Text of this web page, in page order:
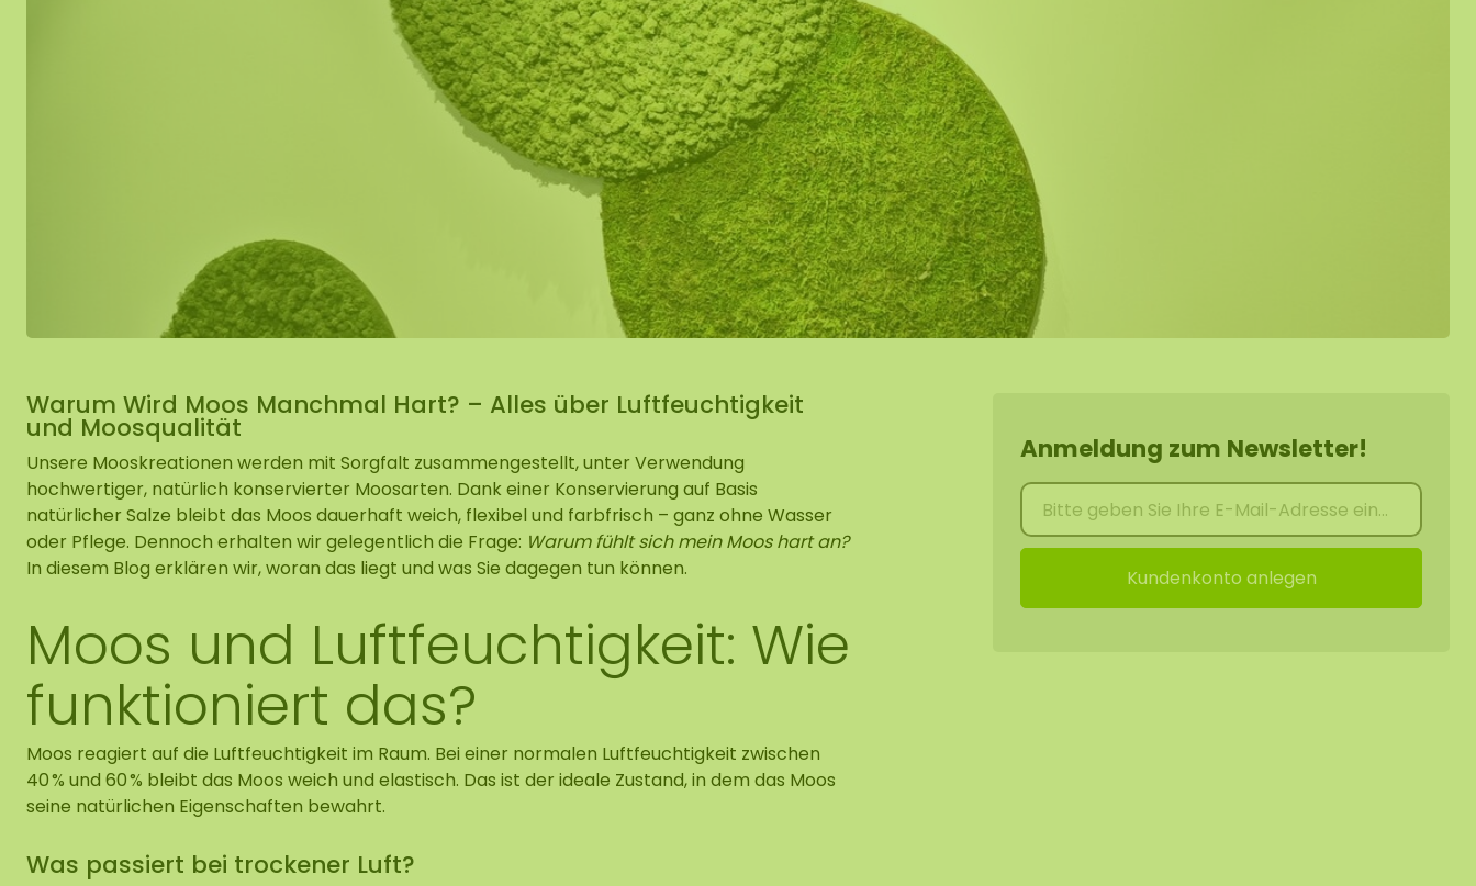
Mobile und flexible Mooswand
Moos Spiegel
Warum Wird Moos Manchmal Hart? – Alles über Luftfeuchtigkeit
und Moosqualität
Unsere Mooskreationen werden mit Sorgfalt zusammengestellt, unter Verwendung
hochwertiger, natürlich konservierter Moosarten. Dank einer Konservierung auf Basis
natürlicher Salze bleibt das Moos dauerhaft weich, flexibel und farbfrisch – ganz ohne Wasser
oder Pflege. Dennoch erhalten wir gelegentlich die Frage: Warum fühlt sich mein Moos hart an?
In diesem Blog erklären wir, woran das liegt und was Sie dagegen tun können.
Moos und Luftfeuchtigkeit: Wie
funktioniert das?
Moos reagiert auf die Luftfeuchtigkeit im Raum. Bei einer normalen Luftfeuchtigkeit zwischen
40 % und 60 % bleibt das Moos weich und elastisch. Das ist der ideale Zustand, in dem das Moos
seine natürlichen Eigenschaften bewahrt.
Was passiert bei trockener Luft?
Anmeldung zum Newsletter!
Kundenkonto anlegen